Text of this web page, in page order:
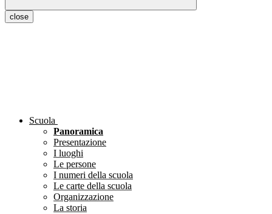
close
Scuola
Panoramica
Presentazione
I luoghi
Le persone
I numeri della scuola
Le carte della scuola
Organizzazione
La storia